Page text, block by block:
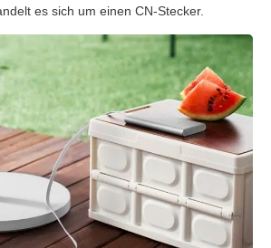
es sich um einen CN-Stecker.